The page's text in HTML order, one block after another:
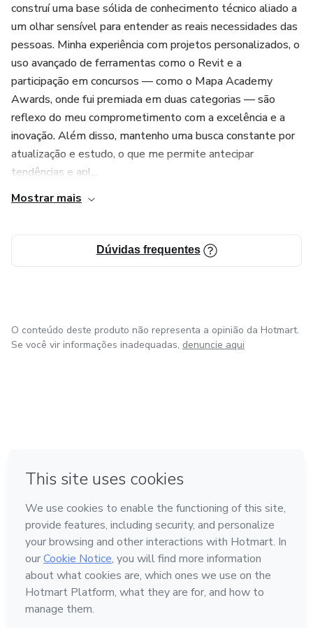
construí uma base sólida de conhecimento técnico aliado a
um olhar sensível para entender as reais necessidades das
pessoas. Minha experiência com projetos personalizados, o
uso avançado de ferramentas como o Revit e a
participação em concursos — como o Mapa Academy
Awards, onde fui premiada em duas categorias — são
reflexo do meu comprometimento com a excelência e a
inovação. Além disso, mantenho uma busca constante por
atualização e estudo, o que me permite antecipar
tendências e apl...
Mostrar mais
Dúvidas frequentes
O conteúdo deste produto não representa a opinião da Hotmart.
Se você vir informações inadequadas, denuncie aqui
Feito com ❤ em Bogotá
Conheça a Hotmart
Idioma
Português